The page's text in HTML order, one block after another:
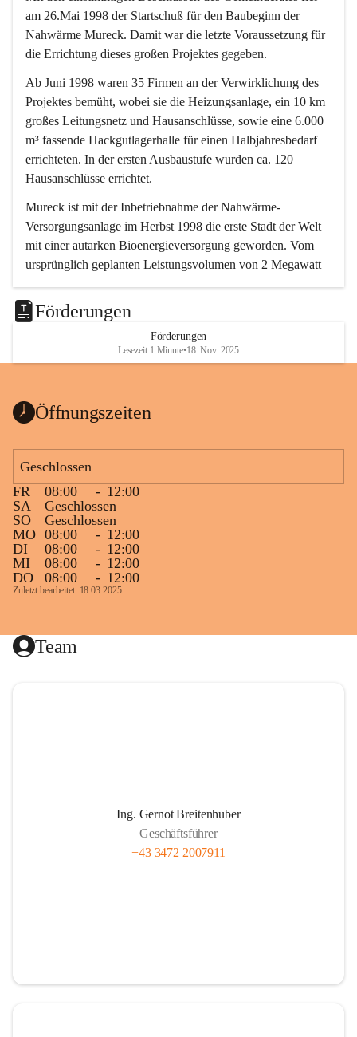
am 26.Mai 1998 der Startschuß für den Baubeginn der
Nahwärme Mureck. Damit war die letzte Voraussetzung für
die Errichtung dieses großen Projektes gegeben.
Ab Juni 1998 waren 35 Firmen an der Verwirklichung des
Projektes bemüht, wobei sie die Heizungsanlage, ein 10 km
großes Leitungsnetz und Hausanschlüsse, sowie eine 6.000
m³ fassende Hackgutlagerhalle für einen Halbjahresbedarf
errichteten. In der ersten Ausbaustufe wurden ca. 120
Hausanschlüsse errichtet.
Mureck ist mit der Inbetriebnahme der Nahwärme-
Versorgungsanlage im Herbst 1998 die erste Stadt der Welt
mit einer autarken Bioenergieversorgung geworden. Vom
ursprünglich geplanten Leistungsvolumen von 2 Megawatt
Die Versorgung erfolgt durch zwei 2-MW-Biomasse-
Heizkessel, die Abwärme von der Stromerzeugung 1 MW
und ein Biogasspitzenlastkessel 2 MW. Es sind derzeit 300
knapp 94 % des Gesamtwärmebedarfes in Mureck. Auch
alle Murecker Schulen beteiligten sich an diesem
umweltfreundlichen Projekt.
Die Nahwärme Mureck GmbH betreibt ganzjährig dieses
Biomasse-Heizwerk. Der Nahwärmeanschluss schont nicht
nur die Umwelt, sondern sichert auch die regionale
Wertschöpfung.
Im Prinzip wie jede Hauszentralheizung:
Das in den Kesselanlagen des Heizwerkes erwärmte Wasser
wird über ein weitverzweigtes Leitungsnetz zu den
Je besser isoliert die Rohre und je kürzer die Leitungslänge
Förderungen
Förderungen
Lesezeit 1 Minute•18. Nov. 2025
Öffnungszeiten
Geschlossen
FR
08:00 - 12:00
SA
Geschlossen
SO
Geschlossen
MO 08:00 - 12:00
DI
08:00 - 12:00
MI
08:00 - 12:00
DO
08:00 - 12:00
Zuletzt bearbeitet: 18.03.2025
Team
Ing. Gernot Breitenhuber
Geschäftsführer
+43 3472 2007911